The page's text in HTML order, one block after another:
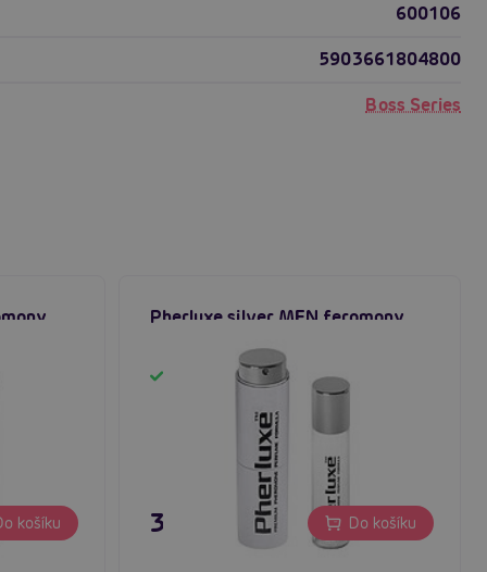
600106
5903661804800
Boss Series
košíku
Pherluxe silver MEN feromony
395 Kč Do košíku